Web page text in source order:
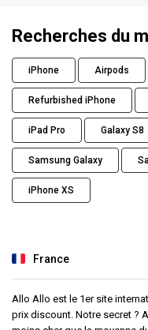
Recherches du
iPhone Airpods
Refurbished iPhone
iPad Pro Galaxy S8
Samsung Galaxy
iPhone XS
France
Allo Allo est le 1er site
prix discount. Notre secret ?